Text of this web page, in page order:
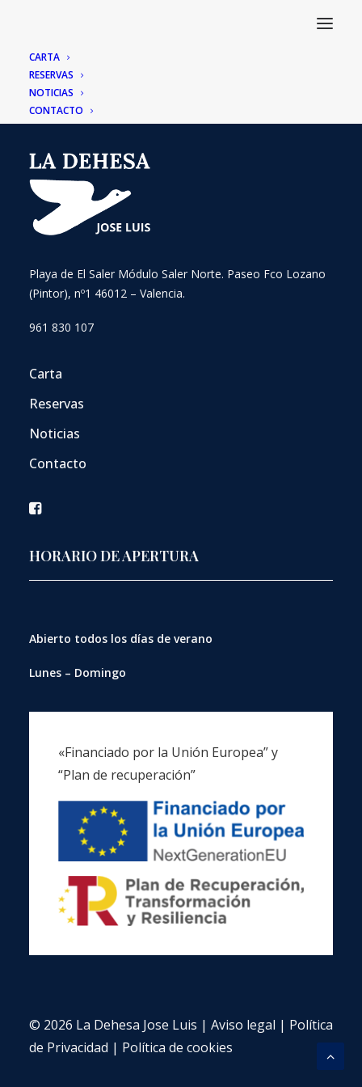
CARTA
RESERVAS
NOTICIAS
CONTACTO
Playa de El Saler Módulo Saler Norte. Paseo Fco Lozano
(Pintor), nº1 46012 – Valencia.
961 830 107
Carta
Reservas
Noticias
Contacto
HORARIO DE APERTURA
Abierto todos los días de verano
Lunes – Domingo
«Financiado por la Unión Europea” y
“Plan de recuperación”
© 2026 La Dehesa Jose Luis | Aviso legal | Política
de Privacidad | Política de cookies